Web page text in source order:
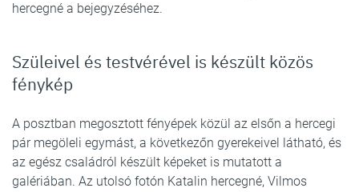
hercegné a bejegyzéséhez.
Szüleivel és testvérével is készült közös
fénykép
A posztban megosztott fényépek közül az elsőn a hercegi
pár megöleli egymást, a következőn gyerekeivel látható, és
az egész családról készült képeket is mutatott a
galériában. Az utolsó fotón Katalin hercegné, Vilmos